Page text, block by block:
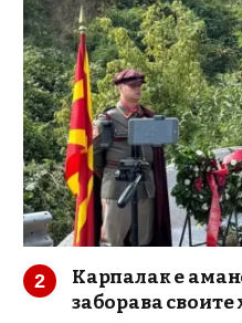
Карпалак е
заборава своите